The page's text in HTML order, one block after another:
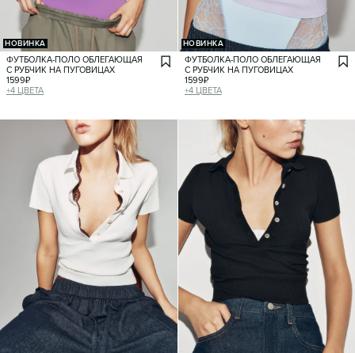
НОВИНКА
ФУТБОЛКА-ПОЛО ОБЛЕГАЮЩАЯ
С РУБЧИК НА ПУГОВИЦАХ
1599₽
+4 ЦВЕТА
НОВИНКА
ФУТБОЛКА-ПОЛО ОБЛЕГАЮЩАЯ
С РУБЧИК НА ПУГОВИЦАХ
1599₽
+4 ЦВЕТА